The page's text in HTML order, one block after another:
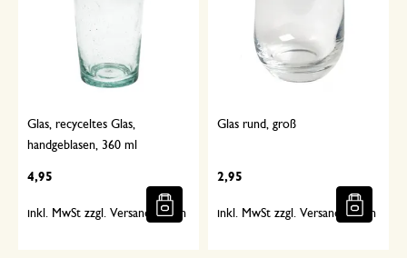
Glas, recyceltes Glas,
handgeblasen, 360 ml
4,95
inkl. MwSt zzgl. Versandkosten
Glas rund, groß
2,95
inkl. MwSt zzgl. Versandkosten